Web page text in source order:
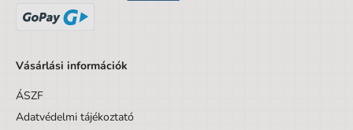
Dizájnos tétel
Vásárlási információk
ÁSZF
Adatvédelmi tájékoztató